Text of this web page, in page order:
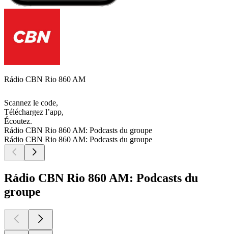
Rádio CBN Rio 860 AM
Scannez le code,
Téléchargez l’app,
Écoutez.
Rádio CBN Rio 860 AM: Podcasts du groupe
Rádio CBN Rio 860 AM: Podcasts du groupe
Rádio CBN Rio 860 AM: Podcasts du
groupe